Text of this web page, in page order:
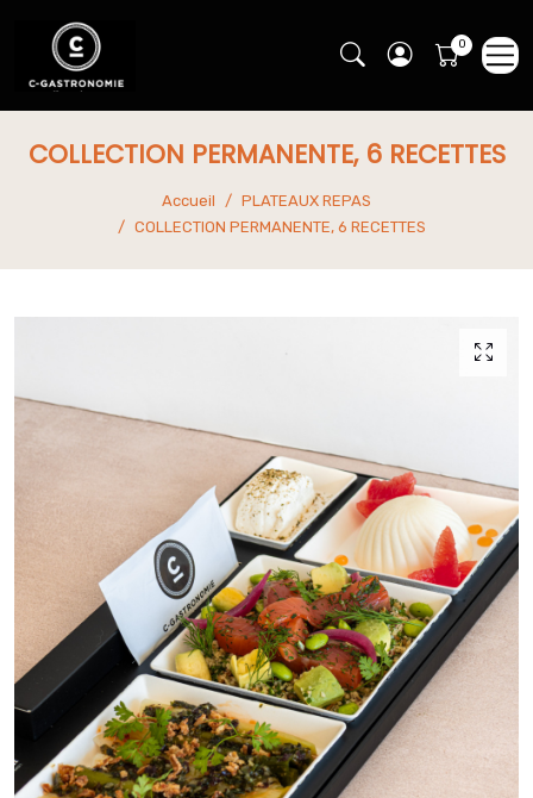
COLLECTION PERMANENTE, 6 RECETTES
Accueil
PLATEAUX REPAS
COLLECTION PERMANENTE, 6 RECETTES